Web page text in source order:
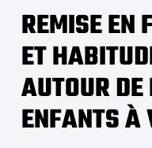
REMISE EN
ET
AUTOUR
ENFANTS À